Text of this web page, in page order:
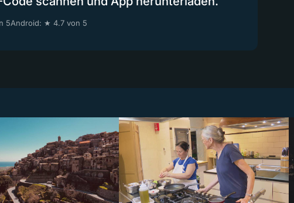
5Android: ★ 4.7 von 5